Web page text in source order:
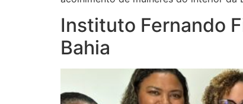
Instituto Fernando
Bahia